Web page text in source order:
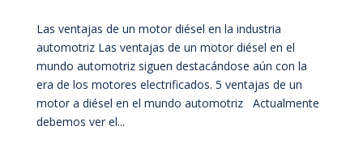
Las ventajas de un motor diésel en la industria
automotriz Las ventajas de un motor diésel en el
mundo automotriz siguen destacándose aún con la
era de los motores electrificados. 5 ventajas de un
motor a diésel en el mundo automotriz Actualmente
debemos ver el...